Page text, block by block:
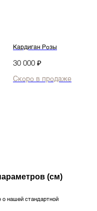
Кардиган Розы
30 000 ₽
(см)
нашей стандартной